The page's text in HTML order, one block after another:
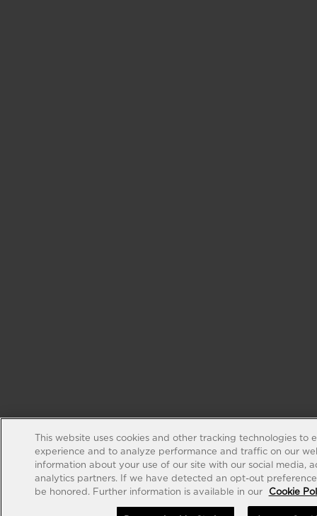
This website uses cookies and other tracking technologies to
experience and to analyze performance and traffic on our
information about your use of our site with our social media,
analytics partners. If we have detected an opt-out
be honored. Further information is available in our
Cookie